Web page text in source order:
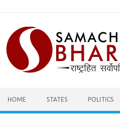
content
HOME STATES POLITICS